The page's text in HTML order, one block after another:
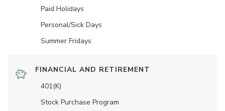
Paid Holidays
Personal/Sick Days
Summer Fridays
FINANCIAL AND RETIREMENT
401(K)
Stock Purchase Program